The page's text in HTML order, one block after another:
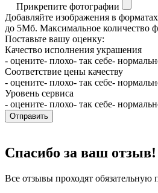
Прикрепите фотографии
Добавляйте изображения в
до 5Мб. Максимальное количество
Поставьте вашу оценку:
Качество исполнения украшения
- оцените- плохо- так себе-
Соответствие цены качеству
- оцените- плохо- так себе-
Уровень сервиса
- оцените- плохо- так себе-
Отправить
Спасибо за ваш отзыв!
Все отзывы проходят обязательную